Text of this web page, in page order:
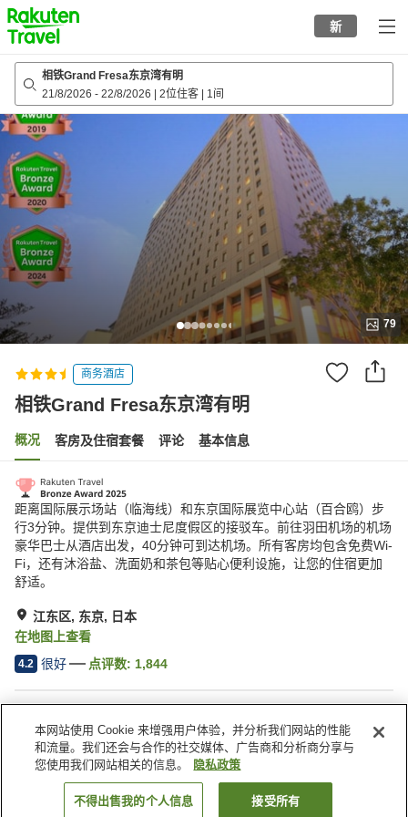
to
top
page
新
相铁Grand Fresa东京湾有明
21/8/2026 - 22/8/2026 2位住客 1间
79
商务酒店
相铁Grand Fresa东京湾有明
概况 客房及住宿套餐 评论 基本信息
距离国际展示场站（临海线）和东京国际展览中心站（百合鸥）步
行3分钟。提供到东京迪士尼度假区的接驳车。前往羽田机场的机场
豪华巴士从酒店出发，40分钟可到达机场。所有客房均包含免费Wi-
Fi，还有沐浴盐、洗面奶和茶包等贴心便利设施，让您的住宿更加
舒适。
江东区, 东京, 日本
在地图上查看
4.2 很好 点评数: 1,844
停车场
餐厅
酒吧
咖啡厅
日本 东京 江东区 相铁Grand Fresa东京湾有明
搜索客房
本网站使用 Cookie 来增强用户体验，并分析我们网站的性能
和流量。我们还会与合作的社交媒体、广告商和分析商分享与
您使用我们网站相关的信息。
隐私政策
不得出售我的个人信息 接受所有